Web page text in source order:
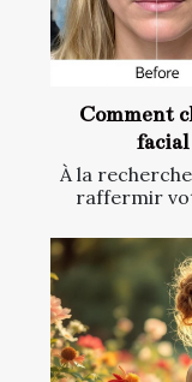
Comment
facial
À la
raffermir